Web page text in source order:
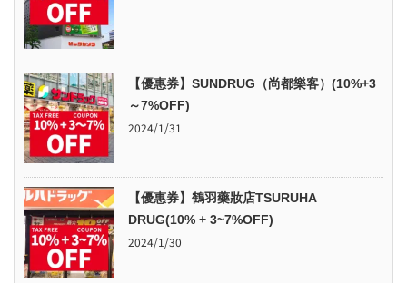
【優惠券】SUNDRUG（尚都樂客）(10%+3
～7%OFF)
2024/1/31
【優惠券】鶴羽藥妝店TSURUHA
DRUG(10% + 3~7%OFF)
2024/1/30